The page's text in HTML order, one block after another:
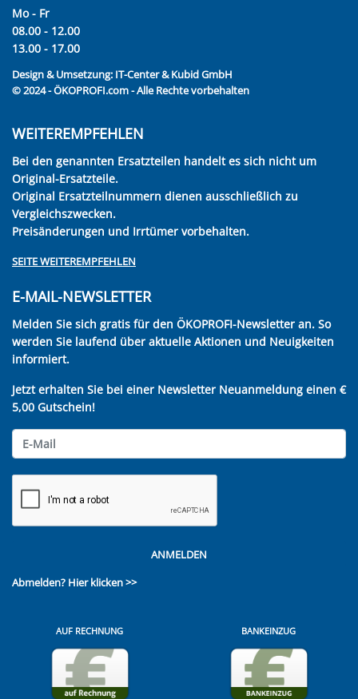
Mo - Fr
08.00 - 12.00
13.00 - 17.00
Design & Umsetzung: IT-Center & Kubid GmbH
© 2024 - ÖKOPROFI.com - Alle Rechte vorbehalten
WEITEREMPFEHLEN
Bei den genannten Ersatzteilen handelt es sich nicht um
Original-Ersatzteile.
Original Ersatzteilnummern dienen ausschließlich zu
Vergleichszwecken.
Preisänderungen und Irrtümer vorbehalten.
SEITE WEITEREMPFEHLEN
E-MAIL-NEWSLETTER
Melden Sie sich gratis für den ÖKOPROFI-Newsletter an. So
werden Sie laufend über aktuelle Aktionen und Neuigkeiten
informiert.
Jetzt erhalten Sie bei einer Newsletter Neuanmeldung einen €
5,00 Gutschein!
ANMELDEN
Abmelden? Hier klicken >>
AUF RECHNUNG BANKEINZUG